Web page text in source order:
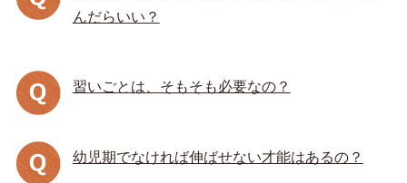
んだらいい？
習いごとは、そもそも必要なの？
幼児期でなければ伸ばせない才能はあるの？